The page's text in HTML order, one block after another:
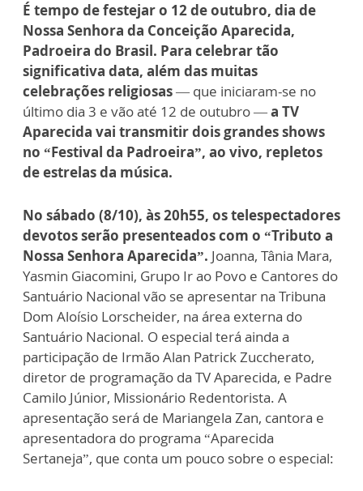
É tempo de festejar o 12 de outubro, dia de
Nossa Senhora da Conceição Aparecida,
Padroeira do Brasil. Para celebrar tão
significativa data, além das muitas
celebrações religiosas— que iniciaram-se no
último dia 3 e vão até 12 de outubro —a TV
Aparecida vai transmitir dois grandes shows
no “Festival da Padroeira”, ao vivo, repletos
de estrelas da música.
No sábado (8/10), às 20h55, os telespectadores
devotos serão presenteados com o “Tributo a
Nossa Senhora Aparecida”. Joanna, Tânia Mara,
Yasmin Giacomini, Grupo Ir ao Povo e Cantores do
Santuário Nacional vão se apresentar na Tribuna
Dom Aloísio Lorscheider, na área externa do
Santuário Nacional. O especial terá ainda a
participação de Irmão Alan Patrick Zuccherato,
diretor de programação da TV Aparecida, e Padre
Camilo Júnior, Missionário Redentorista. A
apresentação será de Mariangela Zan, cantora e
apresentadora do programa “Aparecida
Sertaneja”, que conta um pouco sobre o especial: